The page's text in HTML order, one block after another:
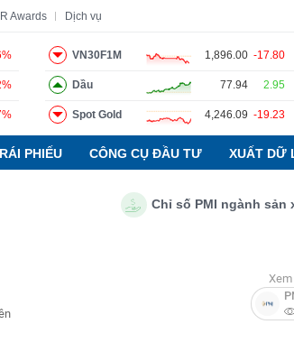
IR Awards Dịch vụ
VN30F1M 1,896.00 -17.80
Dầu 77.94 2.95
Spot Gold 4,246.09 -19.23
PHIẾU CÔNG CỤ ĐẦU TƯ XUẤT DỮ
Chỉ số PMI ngành sản xuất
cáo phân tích Thuật ngữ